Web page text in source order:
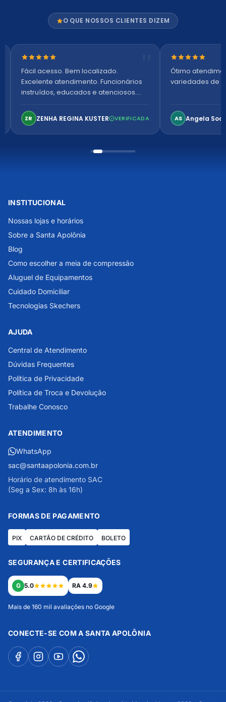
O QUE NOSSOS CLIENTES DIZEM
Nota 5 de 5 estrelas
Fácil acesso. Bem localizado.
Excelente atendimento. Funcionários
instruídos, educados e atenciosos.
confortável. Perfeito!
ZR ZENHA REGINA KUSTER VERIFICADA
Nota 5 de 5
Ótimo
variedades de
AS Angela
INSTITUCIONAL
Nossas lojas e horários
Sobre a Santa Apolônia
Blog
Como escolher a meia de compressão
Aluguel de Equipamentos
Cuidado Domiciliar
Tecnologias Skechers
AJUDA
Central de Atendimento
Dúvidas Frequentes
Política de Privacidade
Política de Troca e Devolução
Trabalhe Conosco
ATENDIMENTO
WhatsApp
sac@santaapolonia.com.br
Horário de atendimento SAC
(Seg a Sex: 8h às 16h)
FORMAS DE PAGAMENTO
PIX CARTÃO DE CRÉDITO BOLETO
SEGURANÇA E CERTIFICAÇÕES
G 5.0 RA 4.9
Mais de 160 mil avaliações no Google
CONECTE-SE COM A SANTA APOLÔNIA